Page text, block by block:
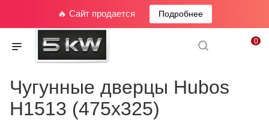
🔥 Сайт продается Подробнее
0
Чугунные дверцы Hubos
Н1513 (475x325)